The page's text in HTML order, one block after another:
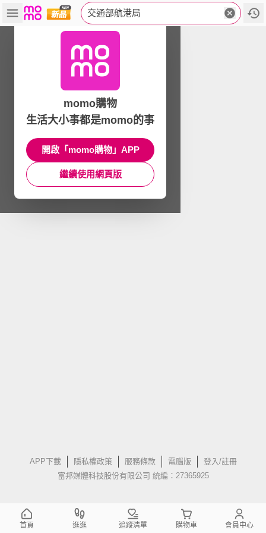
交通部航港局
APP下載 隱私權政策 服務條款 電腦版
登入/註冊
富邦媒體科技股份有限公司 統編：27365925
momo購物
生活大小事都是momo的事
開啟「momo購物」APP
繼續使用網頁版
首頁 逛逛 追蹤清單 購物車 會員中心